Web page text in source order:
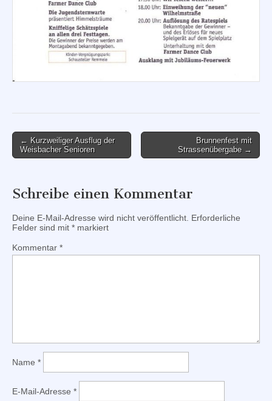
Post
navigation
← Kurzweiliger Ausflug der
Weisbacher Senioren
Brunnenfest mit
Strassenübergabe →
Schreibe einen Kommentar
Deine E-Mail-Adresse wird nicht veröffentlicht. Erforderliche
Felder sind mit * markiert
Kommentar *
Name *
E-Mail-Adresse *